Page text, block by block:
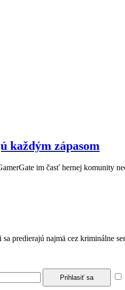
každým zápasom
im časť hernej komunity
predierajú najmä cez kriminálne